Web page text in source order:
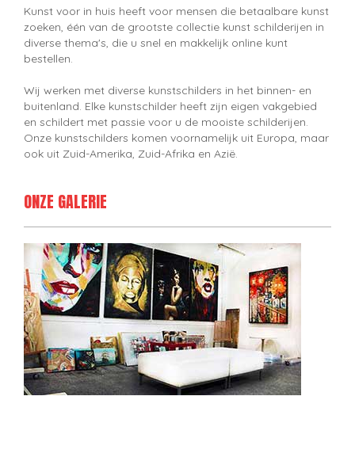
Kunst voor in huis heeft voor mensen die betaalbare kunst
zoeken, één van de grootste collectie kunst schilderijen in
diverse thema's, die u snel en makkelijk online kunt
bestellen.
Wij werken met diverse kunstschilders in het binnen- en
buitenland. Elke kunstschilder heeft zijn eigen vakgebied
en schildert met passie voor u de mooiste schilderijen.
Onze kunstschilders komen voornamelijk uit Europa, maar
ook uit Zuid-Amerika, Zuid-Afrika en Azië.
ONZE GALERIE